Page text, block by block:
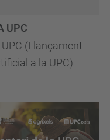
(Llançament
a la UPC)
UPC